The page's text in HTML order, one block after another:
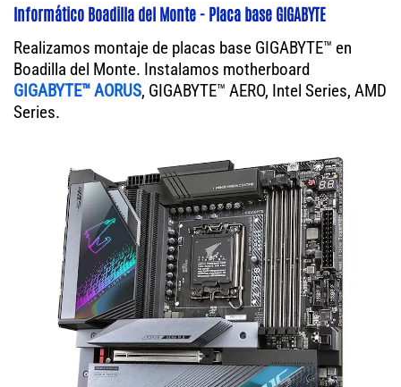
Informático Boadilla del Monte - Placa base GIGABYTE
Realizamos montaje de placas base GIGABYTE™ en
Boadilla del Monte. Instalamos motherboard
GIGABYTE™ AORUS, GIGABYTE™ AERO, Intel Series, AMD
Series.